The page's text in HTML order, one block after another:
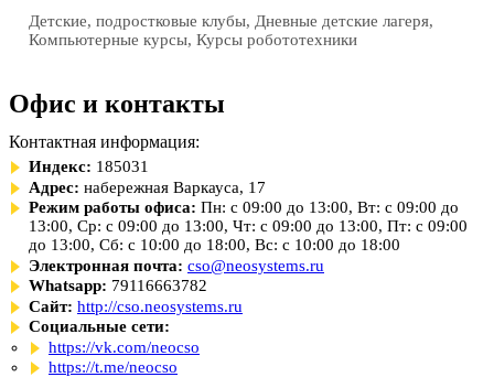
Детские, подростковые клубы, Дневные детские лагеря,
Компьютерные курсы, Курсы робототехники
Офис и контакты
Контактная информация:
Индекс: 185031
Адрес: набережная Варкауса, 17
Режим работы офиса: Пн: с 09:00 до 13:00, Вт: с 09:00 до
13:00, Ср: с 09:00 до 13:00, Чт: с 09:00 до 13:00, Пт: с 09:00
до 13:00, Сб: с 10:00 до 18:00, Вс: с 10:00 до 18:00
Электронная почта: cso@neosystems.ru
Whatsapp: 79116663782
Сайт: http://cso.neosystems.ru
Социальные сети:
https://vk.com/neocso
https://t.me/neocso